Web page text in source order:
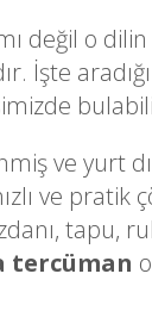
değil o
İşte
ve yurt
ve
tapu,
tercüman